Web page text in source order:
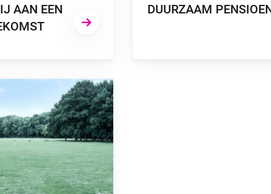
AAN EEN
DUURZAAM
EEN CO2-NEUTRALE PENSIOENREGELING”